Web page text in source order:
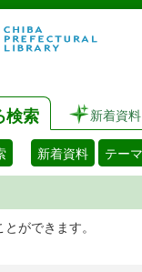
検索 新着資料
新着資料 テー
ができます。